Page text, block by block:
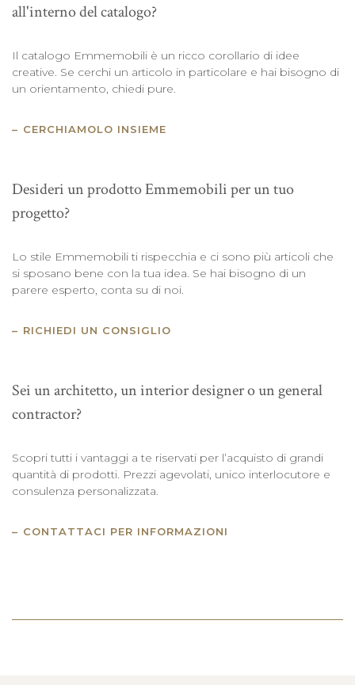
all'interno del catalogo?
Il catalogo Emmemobili è un ricco corollario di idee
creative. Se cerchi un articolo in particolare e hai bisogno di
un orientamento, chiedi pure.
CERCHIAMOLO INSIEME
Desideri un prodotto Emmemobili per un tuo
progetto?
Lo stile Emmemobili ti rispecchia e ci sono più articoli che
si sposano bene con la tua idea. Se hai bisogno di un
parere esperto, conta su di noi.
RICHIEDI UN CONSIGLIO
Sei un architetto, un interior designer o un general
contractor?
Scopri tutti i vantaggi a te riservati per l’acquisto di grandi
quantità di prodotti. Prezzi agevolati, unico interlocutore e
consulenza personalizzata.
CONTATTACI PER INFORMAZIONI